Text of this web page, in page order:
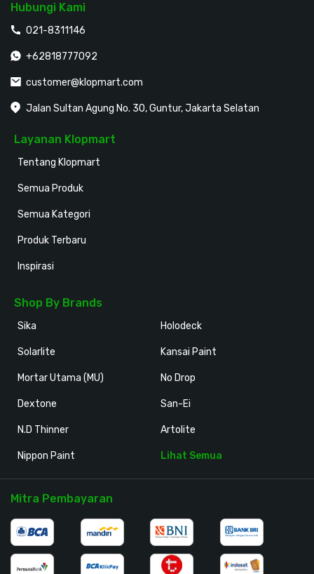
Hubungi Kami
021-8311146
+62818777092
customer@klopmart.com
Jalan Sultan Agung No. 30, Guntur, Jakarta Selatan
Layanan Klopmart
Tentang Klopmart
Semua Produk
Semua Kategori
Produk Terbaru
Inspirasi
Shop By Brands
Sika
Solarlite
Mortar Utama (MU)
Dextone
N.D Thinner
Nippon Paint
Holodeck
Kansai Paint
No Drop
San-Ei
Artolite
Lihat Semua
Mitra Pembayaran